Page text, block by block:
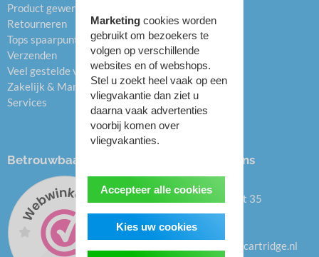
Product gewenst
Retourneren
Tops spaarpunten
Verzenden
Veel gestelde vragen (FAQ)
Zakelijk & Managed Print
Services
Onze gegevens
Topcartridge.nl
Fluitekruidstraat 35
1313KT Almere
Nederland
info@topcartridge.nl
Betrouwbaar kopen
Marketing cookies worden
gebruikt om bezoekers te
volgen op verschillende
websites en of webshops.
Stel u zoekt heel vaak op een
vliegvakantie dan ziet u
daarna vaak advertenties
voorbij komen over
vliegvakanties.
Accepteer alle cookies
Kies uw cookies